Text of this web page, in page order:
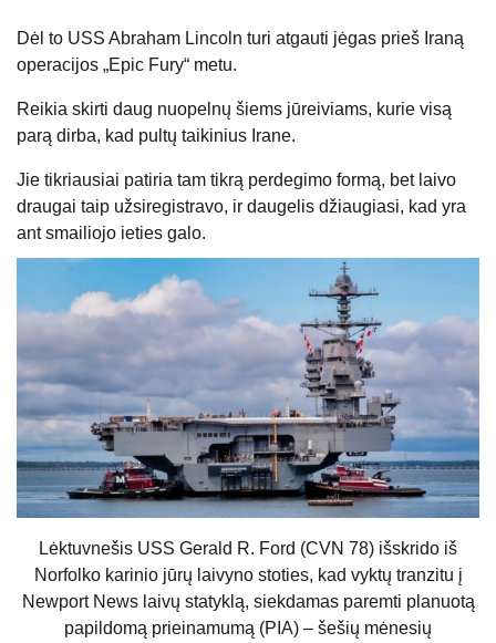
Dėl to USS Abraham Lincoln turi atgauti jėgas prieš Iraną
operacijos „Epic Fury“ metu.
Reikia skirti daug nuopelnų šiems jūreiviams, kurie visą
parą dirba, kad pultų taikinius Irane.
Jie tikriausiai patiria tam tikrą perdegimo formą, bet laivo
draugai taip užsiregistravo, ir daugelis džiaugiasi, kad yra
ant smailiojo ieties galo.
Lėktuvnešis USS Gerald R. Ford (CVN 78) išskrido iš
Norfolko karinio jūrų laivyno stoties, kad vyktų tranzitu į
Newport News laivų statyklą, siekdamas paremti planuotą
papildomą prieinamumą (PIA) – šešių mėnesių